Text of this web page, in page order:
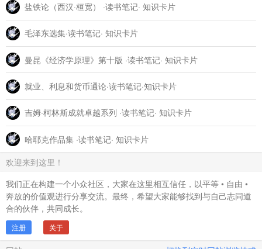
盐铁论（西汉·桓宽） ·读书笔记· 知识卡片
毛泽东选集·读书笔记· 知识卡片
曼昆《经济学原理》第十版 ·读书笔记· 知识卡片
就业、利息和货币通论·读书笔记·知识卡片
吉姆·柯林斯成就卓越系列 ·读书笔记· 知识卡片
哈耶克作品集 ·读书笔记· 知识卡片
欢迎来到这里！
我们正在构建一个小众社区，大家在这里相互信任，以平等 • 自由 •
奔放的价值观进行分享交流。最终，希望大家能够找到与自己志同道
合的伙伴，共同成长。
注册 关于